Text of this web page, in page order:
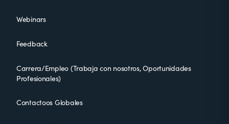
Webinars
Feedback
Carrera/Empleo (Trabaja con nosotros, Oportunidades
Profesionales)
Contactoos Globales